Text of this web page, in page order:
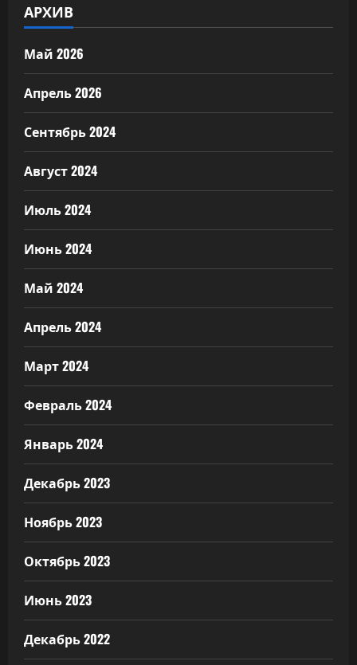
АРХИВ
Май 2026
Апрель 2026
Сентябрь 2024
Август 2024
Июль 2024
Июнь 2024
Май 2024
Апрель 2024
Март 2024
Февраль 2024
Январь 2024
Декабрь 2023
Ноябрь 2023
Октябрь 2023
Июнь 2023
Декабрь 2022